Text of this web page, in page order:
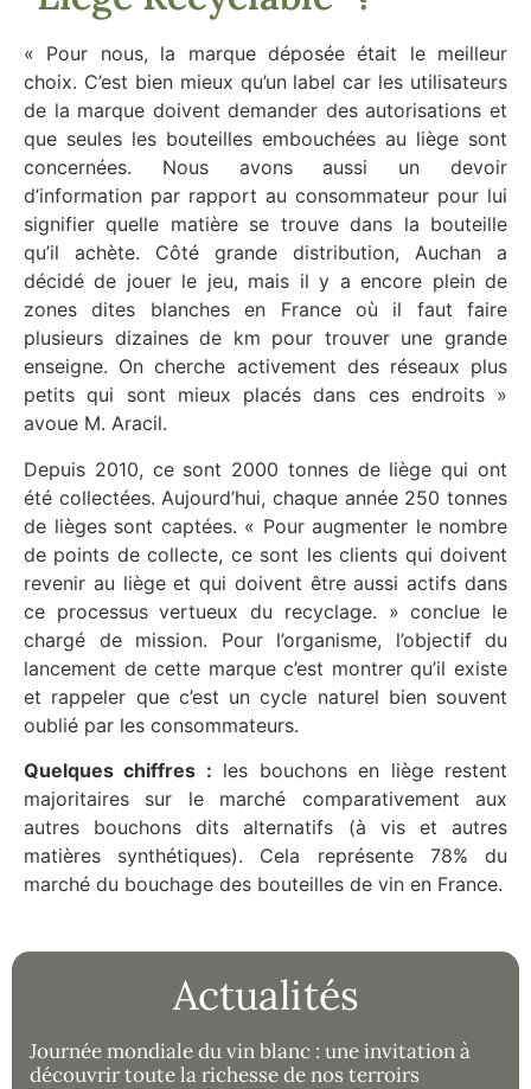
« Pour nous, la marque déposée était le meilleur
choix. C’est bien mieux qu’un label car les utilisateurs
de la marque doivent demander des autorisations et
que seules les bouteilles embouchées au liège sont
concernées. Nous avons aussi un devoir
d’information par rapport au consommateur pour lui
signifier quelle matière se trouve dans la bouteille
qu’il achète. Côté grande distribution, Auchan a
décidé de jouer le jeu, mais il y a encore plein de
zones dites blanches en France où il faut faire
plusieurs dizaines de km pour trouver une grande
enseigne. On cherche activement des réseaux plus
petits qui sont mieux placés dans ces endroits »
avoue M. Aracil.
Depuis 2010, ce sont 2000 tonnes de liège qui ont
été collectées. Aujourd’hui, chaque année 250 tonnes
de lièges sont captées. « Pour augmenter le nombre
de points de collecte, ce sont les clients qui doivent
revenir au liège et qui doivent être aussi actifs dans
ce processus vertueux du recyclage. » conclue le
chargé de mission. Pour l’organisme, l’objectif du
lancement de cette marque c’est montrer qu’il existe
et rappeler que c’est un cycle naturel bien souvent
oublié par les consommateurs.
Quelques chiffres : les bouchons en liège restent
majoritaires sur le marché comparativement aux
autres bouchons dits alternatifs (à vis et autres
matières synthétiques). Cela représente 78% du
marché du bouchage des bouteilles de vin en France.
Actualités
Journée mondiale du vin blanc : une invitation à
découvrir toute la richesse de nos terroirs